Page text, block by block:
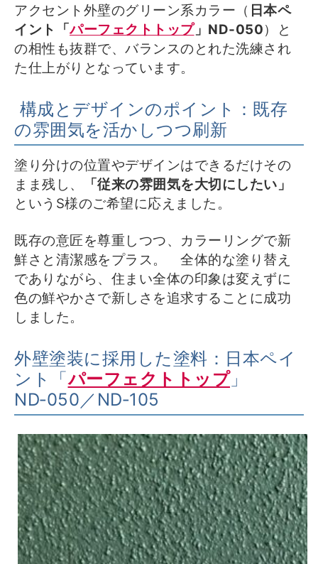
アクセント外壁のグリーン系カラー（ 日本ペ
イント「パーフェクトトップ」ND‑050）と
の相性も抜群で、バランスのとれた洗練され
た仕上がりとなっています。
構成とデザインのポイント：既存
の雰囲気を活かしつつ刷新
塗り分けの位置やデザインはできるだけその
まま残し、
「従来の雰囲気を大切にしたい」
というS様のご希望に応えました。
既存の意匠を尊重しつつ、カラーリングで新
鮮さと清潔感をプラス。 全体的な塗り替え
でありながら、住まい全体の印象は変えずに
色の鮮やかさで新しさを追求することに成功
しました。
外壁塗装に採用した塗料：日本ペイ
ント「パーフェクトトップ」
ND‑050／ND‑105